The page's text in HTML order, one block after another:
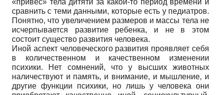
«привес» тела дитяти за какой-то период времени и
сравнить с теми данными, которые есть у педиатров.
Понятно, что увеличением размеров и массы тела не
исчерпывается развитие ребенка, и не в этом
состоит существо развития человека.
Иной аспект человеческого развития проявляет себя
в количественном и качественном изменении
психики. Нет сомнений, что у высших животных
наличествуют и память, и внимание, и мышление, и
другие функции психики, но лишь у человека они